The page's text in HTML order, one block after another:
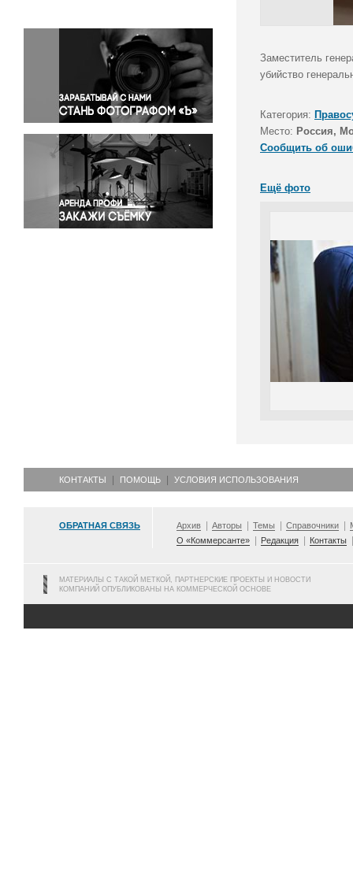
Окружающая среда
Политика
Правосудие
Происшествия и конфликты
Религия
Светская жизнь
Спорт
Экология
Экономика и бизнес
Заместитель
убийство
Категория:
Место: Россия,
Сообщить об
Ещё фото
КОНТАКТЫ ПОМОЩЬ УСЛОВИЯ ИСПОЛЬЗОВАНИЯ
ОБРАТНАЯ СВЯЗЬ Архив Авторы Темы Справочники
О «Коммерсанте»
Редакция Контакты
МАТЕРИАЛЫ С ТАКОЙ МЕТКОЙ, ПАРТНЕРСКИЕ ПРОЕКТЫ И НОВОСТИ
КОМПАНИЙ ОПУБЛИКОВАНЫ НА КОММЕРЧЕСКОЙ ОСНОВЕ